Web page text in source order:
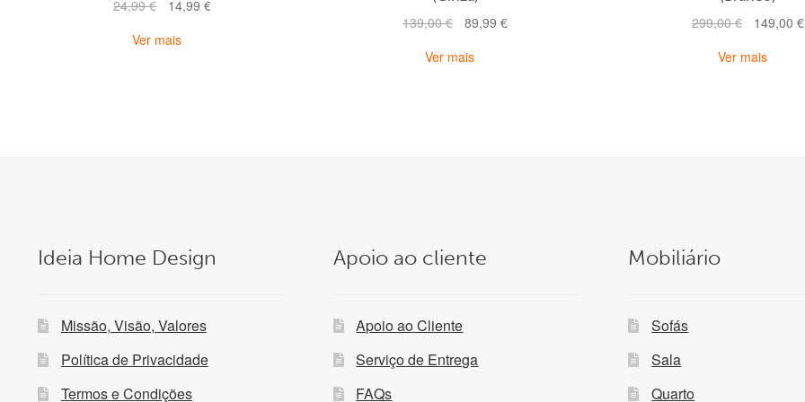
24,99€
O
original
14,99€O
Ver mais
139,00€
O
original
89,99 €O
Ver mais
299,00€
original
149,00 €O
Ver mais
Ideia Home Design
Missão, Visão, Valores
Política de Privacidade
Termos e Condições
Apoio ao cliente
Apoio ao Cliente
Serviço de Entrega
FAQs
Mobiliário
Sofás
Sala
Quarto